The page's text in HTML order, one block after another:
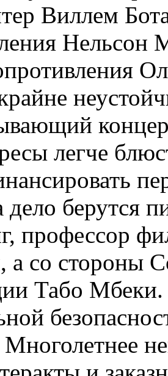
Виллем
Нельсон
легче
дело берутся
профессор
а со стороны
Табо Мбеки.
Многолетнее